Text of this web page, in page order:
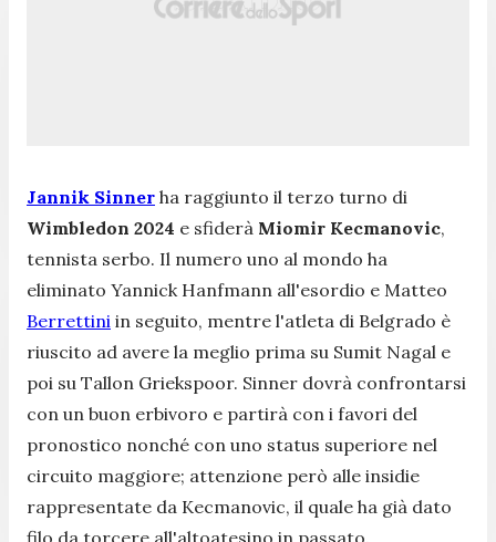
Jannik Sinner ha raggiunto il terzo turno di
Wimbledon 2024 e sfiderà Miomir Kecmanovic,
tennista serbo. Il numero uno al mondo ha
eliminato Yannick Hanfmann all'esordio e Matteo
Berrettini in seguito, mentre l'atleta di Belgrado è
riuscito ad avere la meglio prima su Sumit Nagal e
poi su Tallon Griekspoor. Sinner dovrà confrontarsi
con un buon erbivoro e partirà con i favori del
pronostico nonché con uno status superiore nel
circuito maggiore; attenzione però alle insidie
rappresentate da Kecmanovic, il quale ha già dato
filo da torcere all'altoatesino in passato.